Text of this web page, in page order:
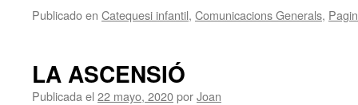
Publicado en Catequesi infantil, Comunicacions Generals,
LA ASCENSIÓ
Publicada el 22 mayo, 2020porJoan